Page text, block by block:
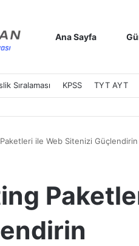
Ana Sayfa
Sıralaması KPSS TYT AYT
Paketleri ile Web Sitenizi Güçlendirin